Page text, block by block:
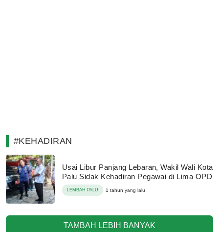
#KEHADIRAN
Usai Libur Panjang Lebaran, Wakil Wali Kota
Palu Sidak Kehadiran Pegawai di Lima OPD
LEMBAH PALU 1 tahun yang lalu
TAMBAH LEBIH BANYAK